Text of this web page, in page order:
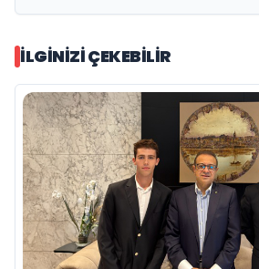
İLGINIZI ÇEKEBILIR